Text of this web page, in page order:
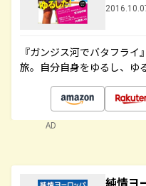
『ガンジス河でバタフラ
旅。自分自身をゆるし、ゆ
AD
純情ヨ